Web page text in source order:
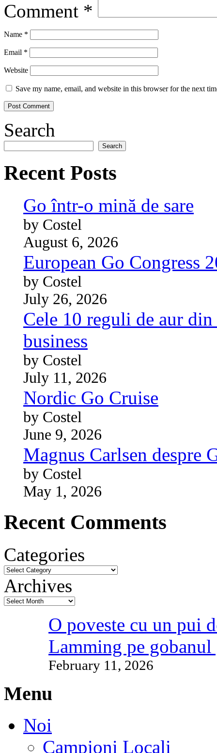
Comment *
Name *
Email *
Website
Save my name, email, and website in this browser for the next
Search
Search
Recent Posts
Go într-o mină de sare
by Costel
August 6, 2026
European Go Congress
by Costel
July 26, 2026
Cele 10 reguli de aur
business
by Costel
July 11, 2026
Nordic Go Cruise
by Costel
June 9, 2026
Magnus Carlsen despre
by Costel
May 1, 2026
Recent Comments
Categories
Archives
O poveste cu un pui
Lamming pe gobanul
February 11, 2026
Menu
Noi
Campioni Locali